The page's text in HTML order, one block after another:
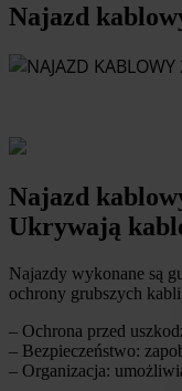
Najazd
Najazd
Ukrywają
Najazdy wykonane są
ochrony grubszych
– Ochrona przed
– Bezpieczeństwo:
– Organizacja: